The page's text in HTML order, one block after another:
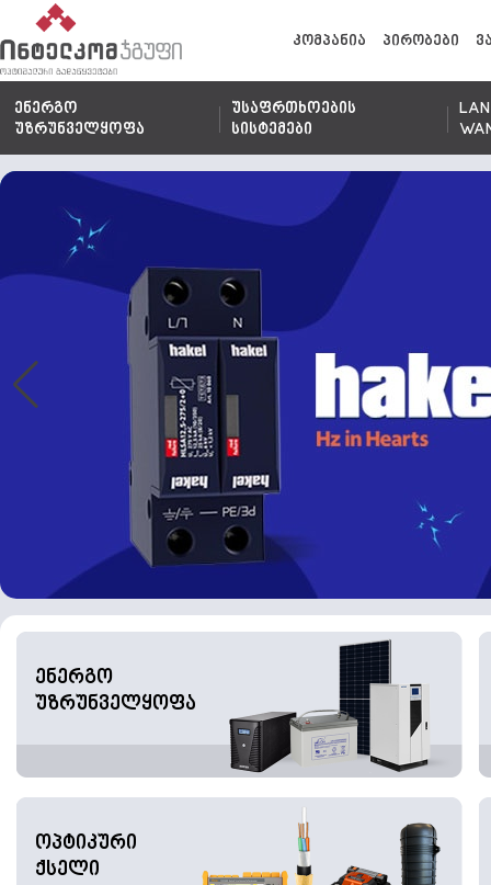
კომპანია პირობები
ენერგო
უზრუნველყოფა
უსაფრთხოების
სისტემები
ენერგო
უზრუნველყოფა
ოპტიკური
ქსელი